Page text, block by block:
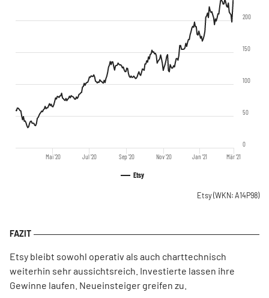
Etsy
Mai '20 Jul '20 Sep '20 Nov '20 Jan '21 Mär '21
0
50
100
150
200
Etsy(WKN: A14P98)
Etsy bleibt sowohl operativ als auch charttechnisch
weiterhin sehr aussichtsreich. Investierte lassen ihre
Gewinne laufen. Neueinsteiger greifen zu.